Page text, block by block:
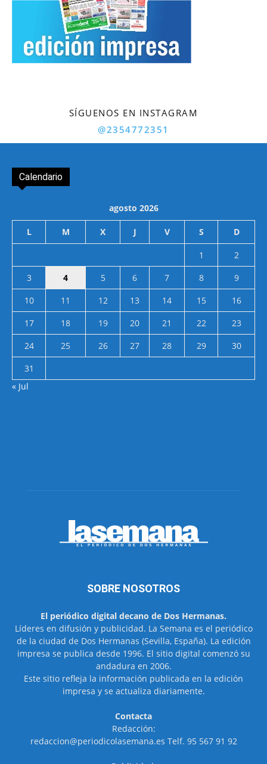
SÍGUENOS EN INSTAGRAM
@2354772351
Calendario
agosto 2026
L M X J V S D
1
2
3
4 5 6 7 8
9
10
11 12 13 14 15
16
17
18 19 20 21 22
23
24
25 26 27 28 29
30
31
« Jul
SOBRE NOSOTROS
El periódico digital decano de Dos Hermanas.
Líderes en difusión y publicidad. La Semana es el periódico
de la ciudad de Dos Hermanas (Sevilla, España). La edición
impresa se publica desde 1996. El sitio digital comenzó su
andadura en 2006.
Este sitio refleja la información publicada en la edición
impresa y se actualiza diariamente.
Contacta
Redacción:
redaccion@periodicolasemana.es Telf. 95 567 91 92